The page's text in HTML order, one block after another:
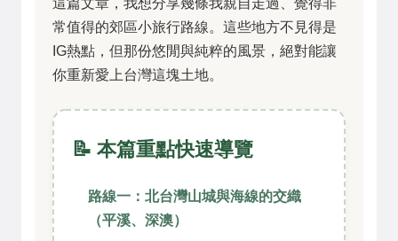
這篇文章，我想分享幾條我親自走過、覺得非
常值得的郊區小旅行路線。這些地方不見得是
IG熱點，但那份悠閒與純粹的風景，絕對能讓
你重新愛上台灣這塊土地。
📝 本篇重點快速導覽
路線一：北台灣山城與海線的交織
（平溪、深澳）